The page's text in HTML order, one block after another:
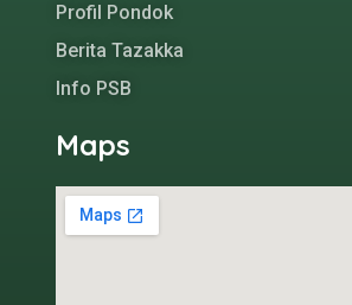
Profil Pondok
Berita Tazakka
Info PSB
Maps